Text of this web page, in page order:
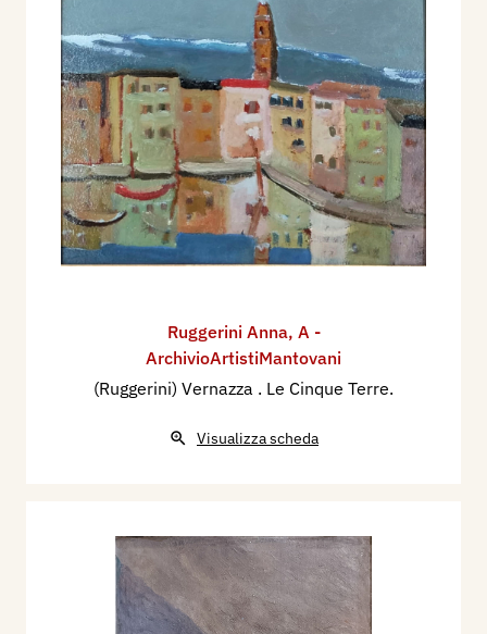
Ruggerini Anna, A -
ArchivioArtistiMantovani
(Ruggerini) Vernazza . Le Cinque Terre.
Visualizza scheda